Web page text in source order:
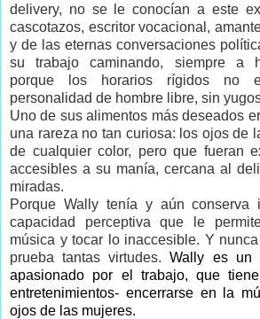
delivery, no se le conocían a este
cascotazos, escritor vocacional,
y de las eternas conversaciones
su trabajo caminando, siempre a
porque los horarios rígidos no
personalidad de hombre libre, sin
Uno de sus alimentos más deseados
una rareza no tan curiosa: los ojos de
de cualquier color, pero que fueran
accesibles a su manía, cercana al
miradas.
Porque Wally tenía y aún conserva
capacidad perceptiva que le
música y tocar lo inaccesible. Y
prueba tantas virtudes.Wally es un
apasionado por el trabajo, que
entretenimientos- encerrarse en la
ojos de las mujeres.